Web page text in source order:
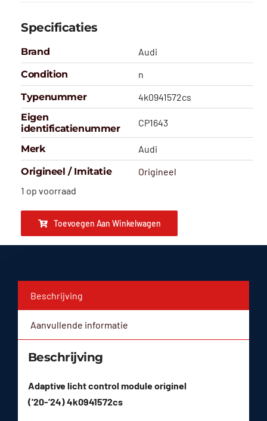
Specificaties
Brand
Audi
Condition
n
Typenummer
4k0941572cs
Eigen
identificatienummer
CP1643
Merk
Audi
Origineel / Imitatie
Origineel
1 op voorraad
Toevoegen Aan Winkelwagen
Beschrijving
Aanvullende informatie
Beschrijving
Adaptive licht control module originel
(’20-’24) 4k0941572cs